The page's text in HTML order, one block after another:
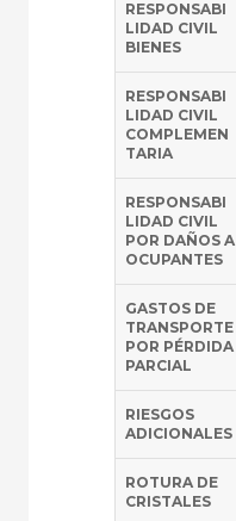
RESPONSABI
LIDAD CIVIL
BIENES
RESPONSABI
LIDAD CIVIL
COMPLEMEN
TARIA
RESPONSABI
LIDAD CIVIL
POR DAÑOS A
OCUPANTES
GASTOS DE
TRANSPORTE
POR PÉRDIDA
PARCIAL
RIESGOS
ADICIONALES
ROTURA DE
CRISTALES